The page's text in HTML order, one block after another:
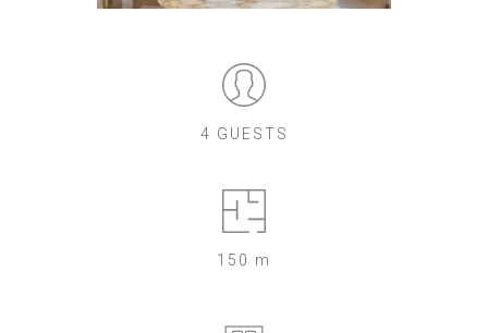
4 GUESTS
150 m